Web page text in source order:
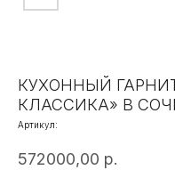
КУХОННЫЙ
КЛАССИКА» В
Артикул:
572000,00 р.